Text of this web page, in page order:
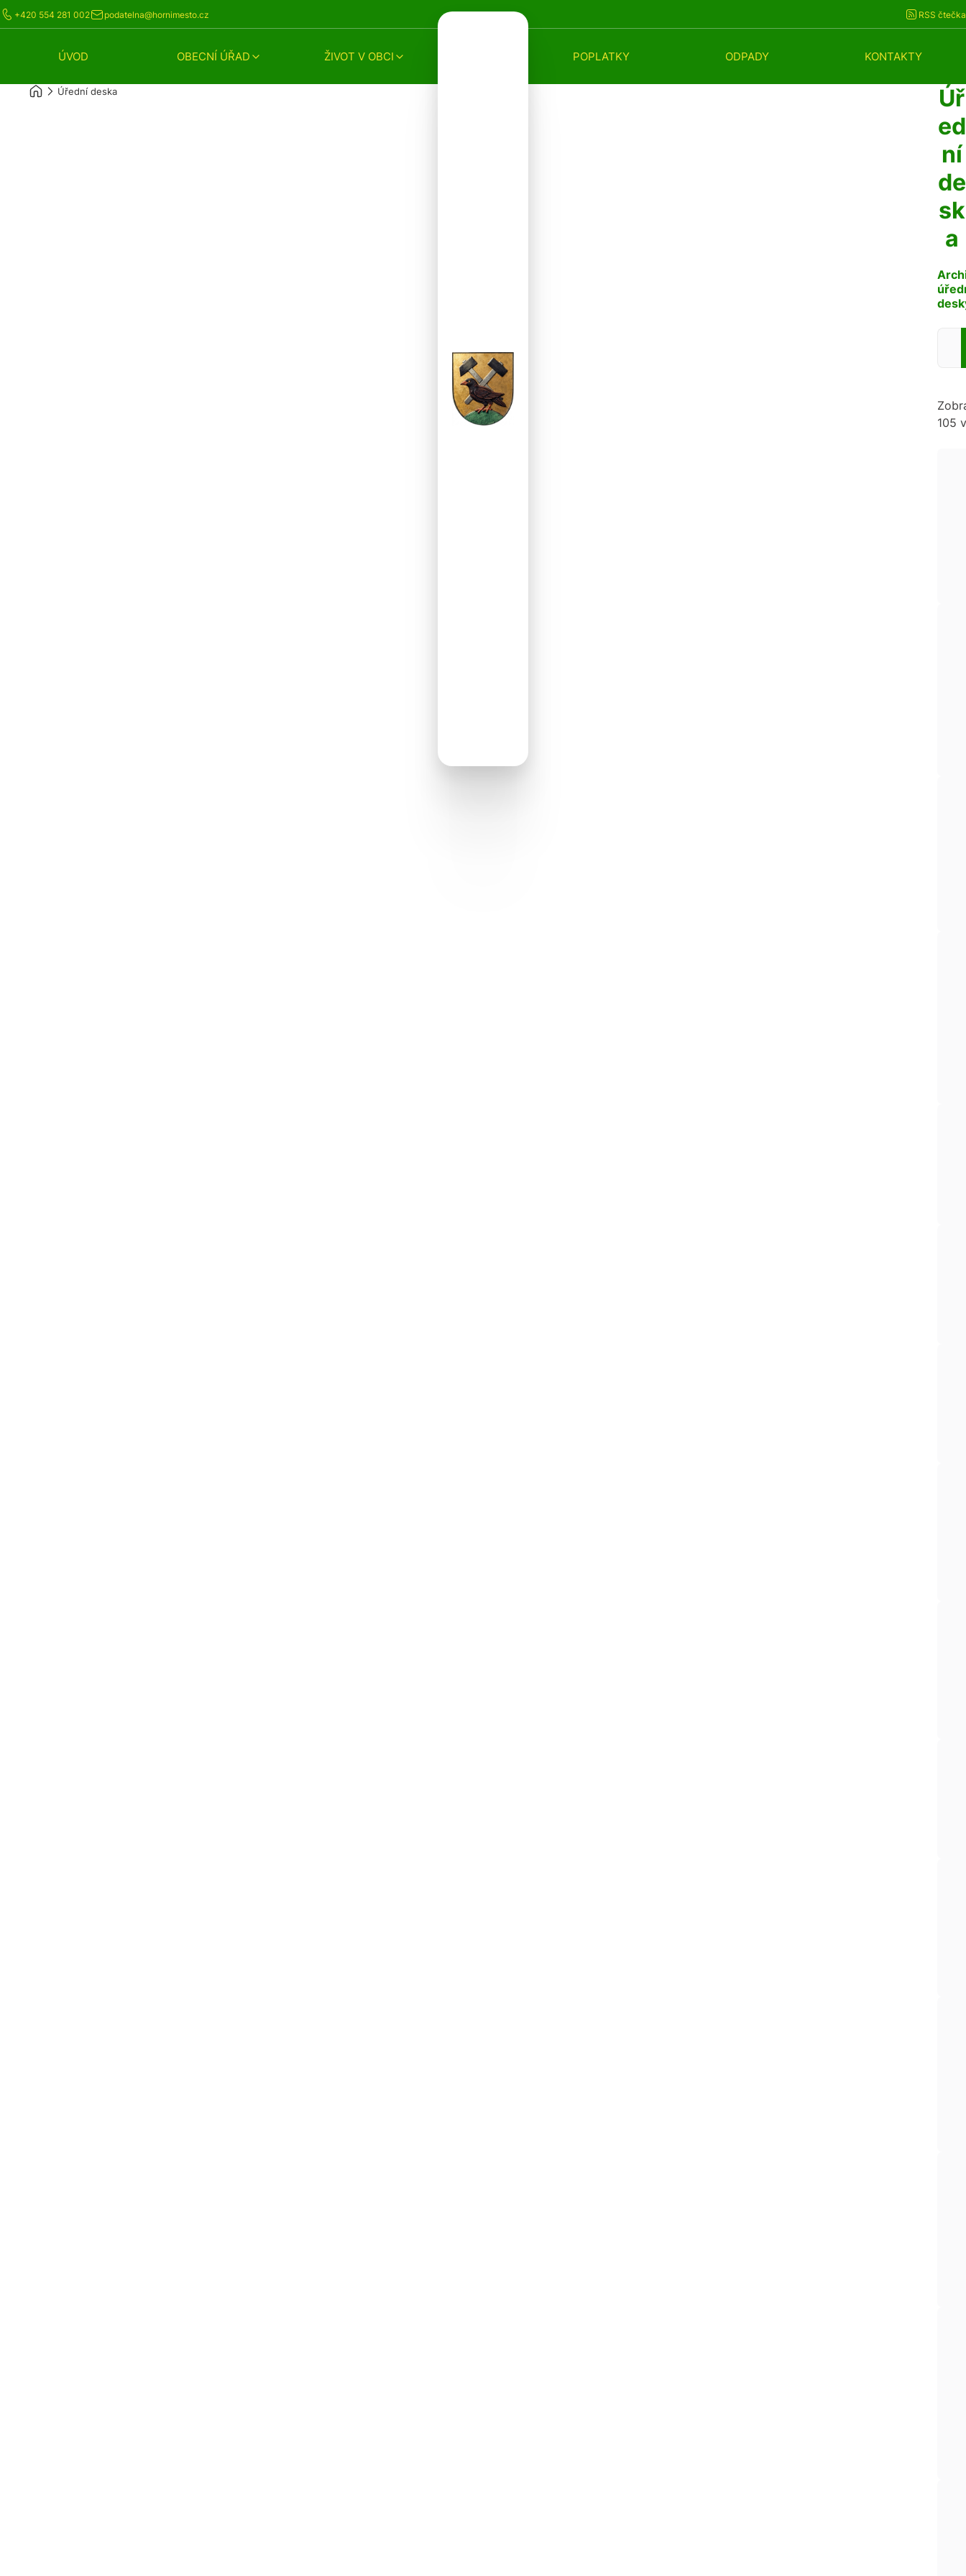
+420 554 281 002 podatelna@hornimesto.cz RSS čtečka
ÚVOD OBECNÍ ÚŘAD ŽIVOT V OBCI POPLATKY ODPADY KONTAKTY
Úřední deska
Úř
ed
ní
de
sk
a
105